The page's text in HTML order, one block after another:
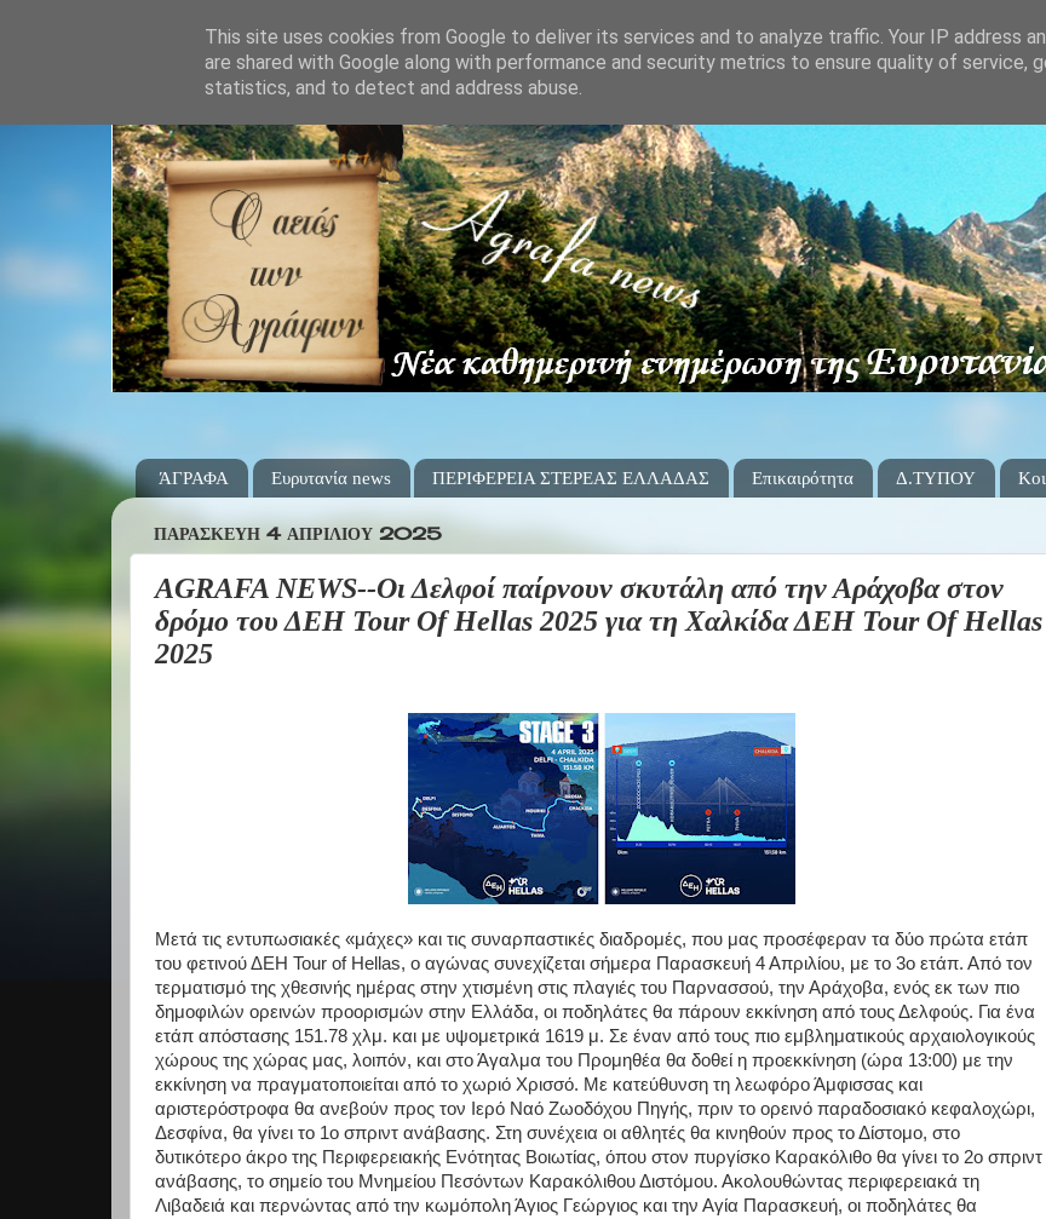
ΆΓΡΑΦΑ Ευρυτανία news ΠΕΡΙΦΕΡΕΙΑ ΣΤΕΡΕΑΣ ΕΛΛΑΔΑΣ Επικαιρότητα Δ.ΤΥΠΟΥ
ΠΑΡΑΣΚΕΥΉ 4 ΑΠΡΙΛΊΟΥ 2025
AGRAFA NEWS--Οι Δελφοί παίρνουν σκυτάλη από την Αράχοβα στον
δρόμο του ΔΕΗ Tour Of Hellas 2025 για τη Χαλκίδα ΔΕΗ Tour Of Hellas
2025
Μετά τις εντυπωσιακές «μάχες» και τις συναρπαστικές διαδρομές, που μας προσέφεραν τα δύο πρώτα ετάπ
του φετινού ΔΕΗ Tour of Hellas, ο αγώνας συνεχίζεται σήμερα Παρασκευή 4 Απριλίου, με το 3ο ετάπ. Από τον
τερματισμό της χθεσινής ημέρας στην χτισμένη στις πλαγιές του Παρνασσού, την Αράχοβα, ενός εκ των πιο
δημοφιλών ορεινών προορισμών στην Ελλάδα, οι ποδηλάτες θα πάρουν εκκίνηση από τους Δελφούς. Για ένα
ετάπ απόστασης 151.78 χλμ. και με υψομετρικά 1619 μ. Σε έναν από τους πιο εμβληματικούς αρχαιολογικούς
χώρους της χώρας μας, λοιπόν, και στο Άγαλμα του Προμηθέα θα δοθεί η προεκκίνηση (ώρα 13:00) με την
εκκίνηση να πραγματοποιείται από το χωριό Χρισσό. Με κατεύθυνση τη λεωφόρο Άμφισσας και
αριστερόστροφα θα ανεβούν προς τον Ιερό Ναό Ζωοδόχου Πηγής, πριν το ορεινό παραδοσιακό κεφαλοχώρι,
Δεσφίνα, θα γίνει το 1ο σπριντ ανάβασης. Στη συνέχεια οι αθλητές θα κινηθούν προς το Δίστομο, στο
δυτικότερο άκρο της Περιφερειακής Ενότητας Βοιωτίας, όπου στον πυργίσκο Καρακόλιθο θα γίνει το 2ο σπριντ
ανάβασης, το σημείο του Μνημείου Πεσόντων Καρακόλιθου Διστόμου. Ακολουθώντας περιφερειακά τη
Λιβαδειά και περνώντας από την κωμόπολη Άγιος Γεώργιος και την Αγία Παρασκευή, οι ποδηλάτες θα
This site uses cookies from Google to deliver its services and to analyze traffic. Your IP address
are shared with Google along with performance and security metrics to ensure quality of service,
statistics, and to detect and address abuse.